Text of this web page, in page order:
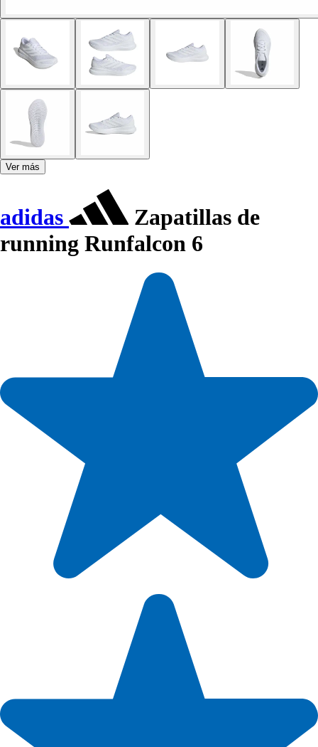
Ver más
adidas
Zapatillas de
running Runfalcon 6